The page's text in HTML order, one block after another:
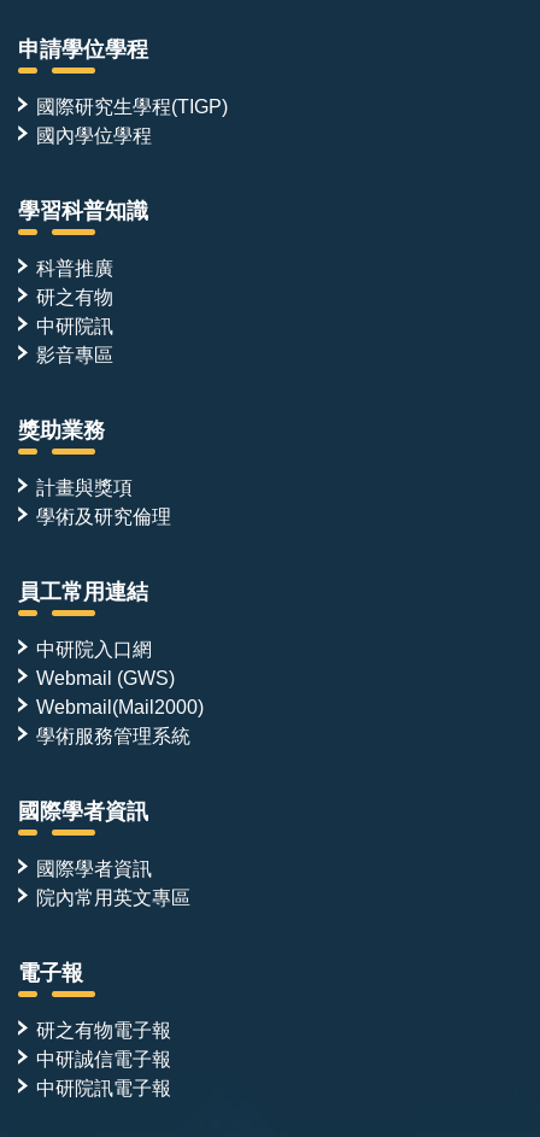
申請學位學程
國際研究生學程(TIGP)
國內學位學程
學習科普知識
科普推廣
研之有物
中研院訊
影音專區
獎助業務
計畫與獎項
學術及研究倫理
員工常用連結
中研院入口網
Webmail (GWS)
Webmail(Mail2000)
學術服務管理系統
國際學者資訊
國際學者資訊
院內常用英文專區
電子報
研之有物電子報
中研誠信電子報
中研院訊電子報